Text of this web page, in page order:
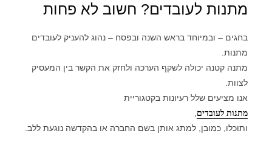
מתנות לעובדים? חשוב לא פחות
בחגים – ובמיוחד בראש השנה ובפסח – נהוג להעניק לעובדים
מתנות.
מתנה קטנה יכולה לשקף הערכה ולחזק את הקשר בין המעסיק
לצוות.
אנו מציעים שלל רעיונות בקטגוריית
מתנות לעובדים,
ותוכלו, כמובן, למתג אותן בשם החברה או בהקדשה נוגעת ללב.